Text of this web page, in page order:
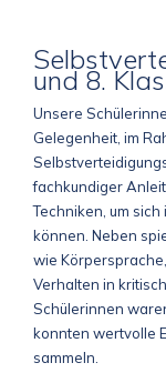
und 8.
Unsere
Gelegenheit, im
fachkundiger
Techniken, um
können. Neben
wie
Verhalten in
Schülerinnen
konnten wertvolle
sammeln.